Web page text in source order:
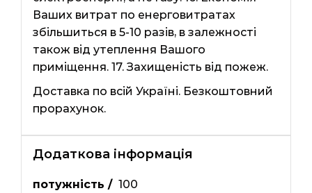
Ваших витрат по енерговитратах
збільшиться в 5-10 разів, в залежності
також від утеплення Вашого
приміщення. 17. Захищеність від пожеж.
Доставка по всій Україні. Безкоштовний
прорахунок.
Додаткова інформація
потужність / 100